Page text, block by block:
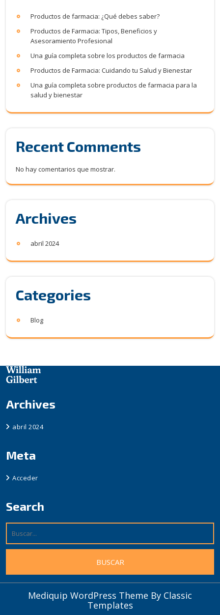
Productos de farmacia: ¿Qué debes saber?
Productos de Farmacia: Tipos, Beneficios y
Asesoramiento Profesional
Una guía completa sobre los productos de farmacia
Productos de Farmacia: Cuidando tu Salud y Bienestar
Una guía completa sobre productos de farmacia para la
salud y bienestar
Recent Comments
No hay comentarios que mostrar.
Archives
abril 2024
Categories
Blog
Archives
abril 2024
Meta
Acceder
Search
Mediquip WordPress Theme By Classic
Templates